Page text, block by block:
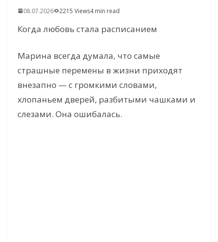
08.07.2026 2215 Views4 min read
Когда любовь стала расписанием
Марина всегда думала, что самые
страшные перемены в жизни приходят
внезапно — с громкими словами,
хлопаньем дверей, разбитыми чашками и
слезами. Она ошибалась.